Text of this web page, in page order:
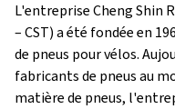
L'entreprise Cheng Shin
– CST) a été fondée en
de pneus pour vélos.
fabricants de pneus au
matière de pneus,